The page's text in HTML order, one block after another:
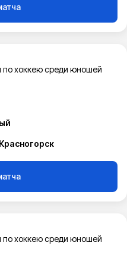
по хоккею среди юношей
по хоккею среди юношей